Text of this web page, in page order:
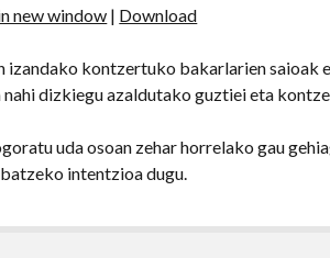
new window | Download
izandako kontzertuko bakarlarien saioak
nahi dizkiegu azaldutako guztiei eta
uda osoan zehar horrelako gau
intentzioa dugu.